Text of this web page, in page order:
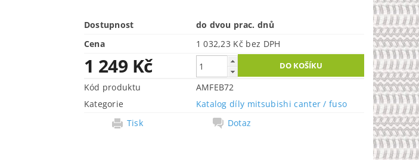
Dostupnost
do dvou prac. dnů
Cena
1 032,23 Kč bez DPH
1 249 Kč
Kód produktu
AMFEB72
Kategorie
Katalog díly mitsubishi canter / fuso
Tisk
Dotaz